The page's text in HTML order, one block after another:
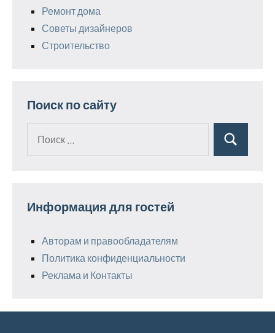
Ремонт дома
Советы дизайнеров
Строительство
Поиск по сайту
Поиск
Информация для гостей
Авторам и правообладателям
Политика конфиденциальности
Реклама и Контакты